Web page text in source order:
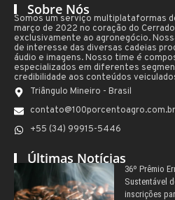
Sobre Nós
Somos um serviço multiplataformas
março de 2022 no coração do
exclusivamente ao agronegócio.
de interesse das diversas cadeias
áudio e imagens. Nosso time é
especializados em diferentes
credibilidade aos conteúdos
Triângulo Mineiro - Brasil
contato@100porcentoagro.com.br
+55 (34) 99915-5446
Últimas Notícias
36º Prêmio
Sustentável
inscrições